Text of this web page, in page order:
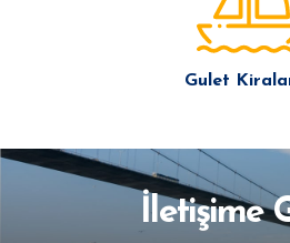
Gulet
İletişime